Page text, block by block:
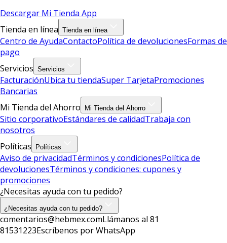
Descargar Mi Tienda App
Tienda en línea Tienda en línea
Centro de AyudaContactoPolítica de devolucionesFormas de
pago
Servicios Servicios
FacturaciónUbica tu tiendaSuper TarjetaPromociones
Bancarias
Mi Tienda del Ahorro
Mi Tienda del Ahorro
Sitio corporativoEstándares de calidadTrabaja con
nosotros
Políticas
Políticas
Aviso de privacidadTérminos y condicionesPolítica de
devolucionesTérminos y condiciones: cupones y
promociones
¿Necesitas ayuda con tu pedido?
¿Necesitas ayuda con tu pedido?
comentarios@hebmex.comLlámanos al 81
81531223Escríbenos por WhatsApp